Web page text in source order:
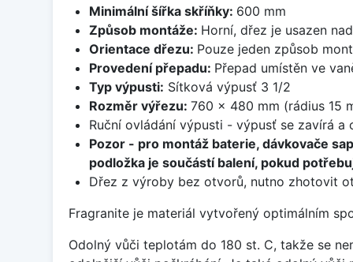
Minimální šířka skříňky: 600 mm
Způsob montáže: Horní, dřez je usazen
Orientace dřezu: Pouze jeden způsob
Provedení přepadu: Přepad umístěn ve
Typ výpusti: Sítková výpusť 3 1/2
Rozměr výřezu: 760 x 480 mm (rádius 15
Ruční ovládání výpusti - výpusť se zavírá a
Pozor - pro montáž baterie, dávkovače
podložka je součástí balení, pokud
Dřez z výroby bez otvorů, nutno zhotovit
Fragranite je materiál vytvořený optimálním
Odolný vůči teplotám do 180 st. C, takže se